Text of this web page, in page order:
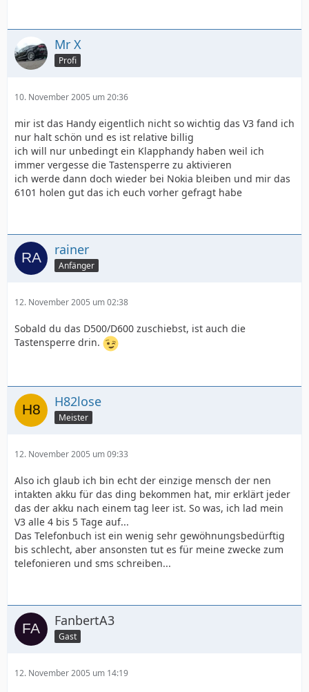
Mr X
Profi
10. November 2005 um 20:36
mir ist das Handy eigentlich nicht so wichtig das V3 fand ich
nur halt schön und es ist relative billig
ich will nur unbedingt ein Klapphandy haben weil ich
immer vergesse die Tastensperre zu aktivieren
ich werde dann doch wieder bei Nokia bleiben und mir das
6101 holen gut das ich euch vorher gefragt habe
rainer
Anfänger
12. November 2005 um 02:38
Sobald du das D500/D600 zuschiebst, ist auch die
Tastensperre drin.
H82lose
Meister
12. November 2005 um 09:33
Also ich glaub ich bin echt der einzige mensch der nen
intakten akku für das ding bekommen hat, mir erklärt jeder
das der akku nach einem tag leer ist. So was, ich lad mein
V3 alle 4 bis 5 Tage auf...
Das Telefonbuch ist ein wenig sehr gewöhnungsbedürftig
bis schlecht, aber ansonsten tut es für meine zwecke zum
telefonieren und sms schreiben...
FanbertA3
Gast
12. November 2005 um 14:19